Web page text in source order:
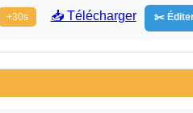
+30s 📥 Télécharger ✂️